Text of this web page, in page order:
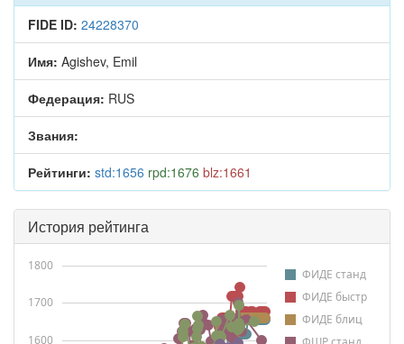
FIDE ID: 24228370
Имя: Agishev, Emil
Федерация: RUS
Звания:
Рейтинги: std:1656 rpd:1676 blz:1661
История рейтинга
ФИДЕ станд
ФИДЕ быстр
ФИДЕ блиц
1600
1700
1800